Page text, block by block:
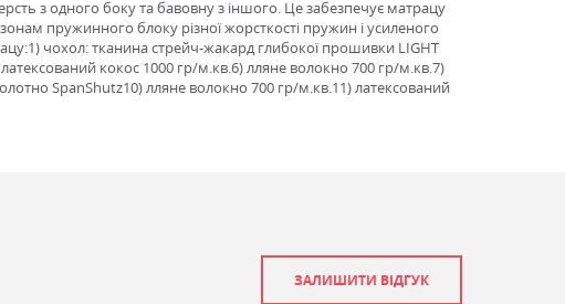
з одного боку та бавовну з іншого. Це забезпечує матрацу
пружинного блоку різної жорсткості пружин і усиленого
чохол: тканина стрейч-жакард глибокої прошивки LIGHT
кокос 1000 гр/м.кв.6) лляне волокно 700 гр/м.кв.7)
SpanShutz10) лляне волокно 700 гр/м.кв.11) латексований
ЗАЛИШИТИ ВІДГУК